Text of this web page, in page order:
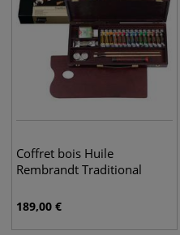
Coffret bois Huile
Rembrandt Traditional
189,00 €